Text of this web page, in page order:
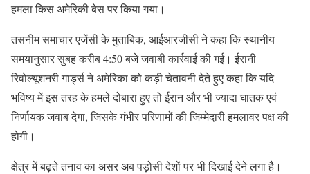
हमला किस अमेरिकी बेस पर किया गया।
तसनीम समाचार एजेंसी के मुताबिक, आईआरजीसी ने कहा कि स्थानीय
समयानुसार सुबह करीब 4:50 बजे जवाबी कार्रवाई की गई। ईरानी
रिवोल्यूशनरी गार्ड्स ने अमेरिका को कड़ी चेतावनी देते हुए कहा कि यदि
भविष्य में इस तरह के हमले दोबारा हुए तो ईरान और भी ज्यादा घातक एवं
निर्णायक जवाब देगा, जिसके गंभीर परिणामों की जिम्मेदारी हमलावर पक्ष की
होगी।
क्षेत्र में बढ़ते तनाव का असर अब पड़ोसी देशों पर भी दिखाई देने लगा है।